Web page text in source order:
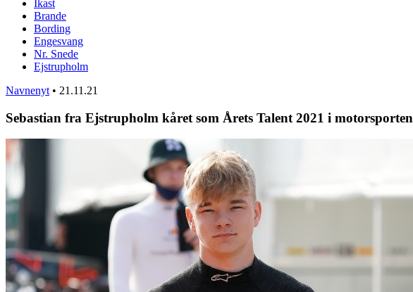
Ikast
Brande
Bording
Engesvang
Nr. Snede
Ejstrupholm
Navnenyt • 21.11.21
Sebastian fra Ejstrupholm kåret som Årets Talent 2021 i motorsporten